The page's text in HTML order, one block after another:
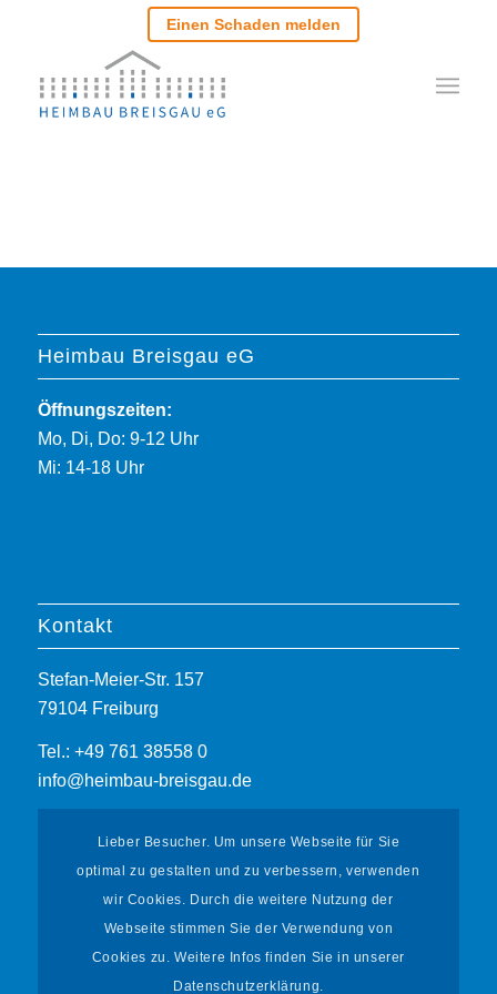
Einen Schaden melden
Heimbau Breisgau eG
Öffnungszeiten:
Mo, Di, Do: 9-12 Uhr
Mi: 14-18 Uhr
Kontakt
Stefan-Meier-Str. 157
79104 Freiburg
Tel.: +49 761 38558 0
info@heimbau-breisgau.de
Informationen
Lieber Besucher. Um unsere Webseite für Sie
optimal zu gestalten und zu verbessern, verwenden
wir Cookies. Durch die weitere Nutzung der
Webseite stimmen Sie der Verwendung von
Cookies zu. Weitere Infos finden Sie in unserer
Datenschutzerklärung.